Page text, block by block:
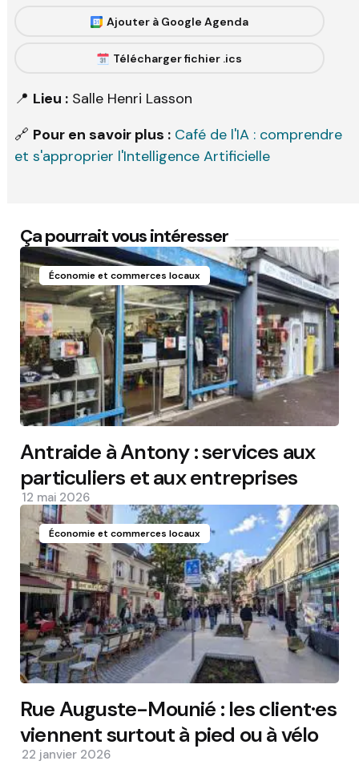
Ajouter à Google Agenda
Télécharger fichier .ics
📍 Lieu : Salle Henri Lasson
🔗 Pour en savoir plus : Café de l'IA : comprendre
et s'approprier l'Intelligence Artificielle
Ça pourrait vous intéresser
Économie et commerces locaux
Antraide à Antony : services aux
particuliers et aux entreprises
12 mai 2026
Économie et commerces locaux
Rue Auguste-Mounié : les client·es
viennent surtout à pied ou à vélo
22 janvier 2026